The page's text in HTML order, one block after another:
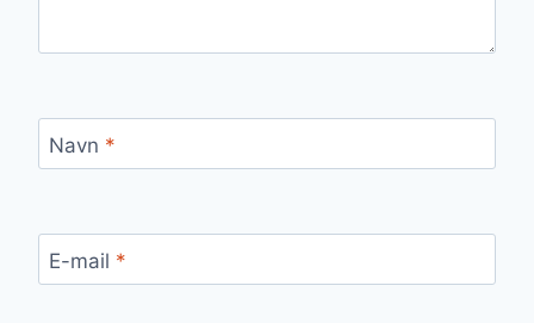
Navn *
E-mail *